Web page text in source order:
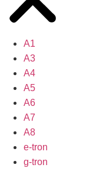
A1
A3
A4
A5
A6
A7
A8
e-tron
g-tron